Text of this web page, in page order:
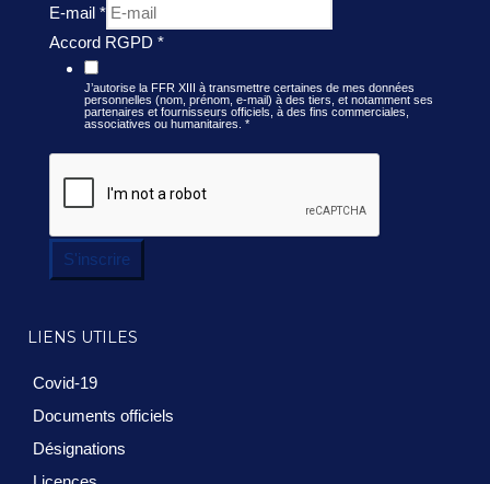
E-mail *
Accord RGPD *
J’autorise la FFR XIII à transmettre certaines de mes données
personnelles (nom, prénom, e-mail) à des tiers, et notamment ses
partenaires et fournisseurs officiels, à des fins commerciales,
associatives ou humanitaires. *
S'inscrire
LIENS UTILES
Covid-19
Documents officiels
Désignations